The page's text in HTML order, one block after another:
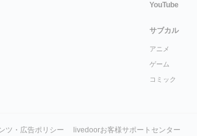
YouTube
サブカル
アニメ
ゲーム
コミック
ツ・広告ポリシー livedoorお客様サポートセンター